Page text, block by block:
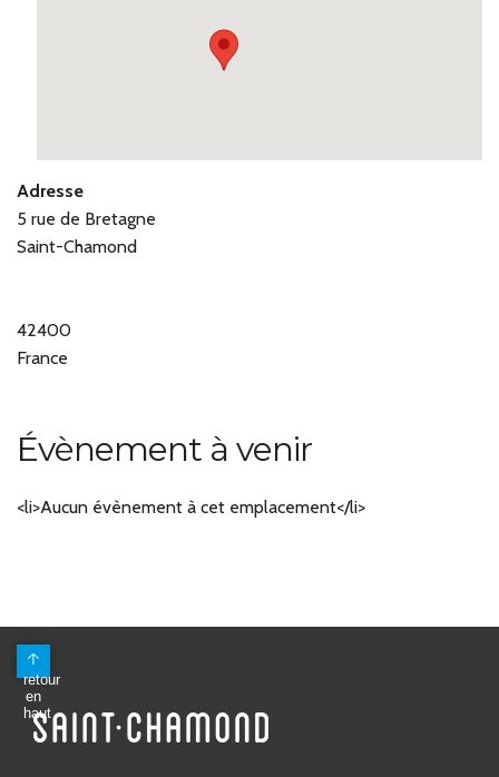
Adresse
5 rue de Bretagne
Saint-Chamond
42400
France
Évènement à venir
<li>Aucun évènement à cet emplacement</li>
retour
en
haut